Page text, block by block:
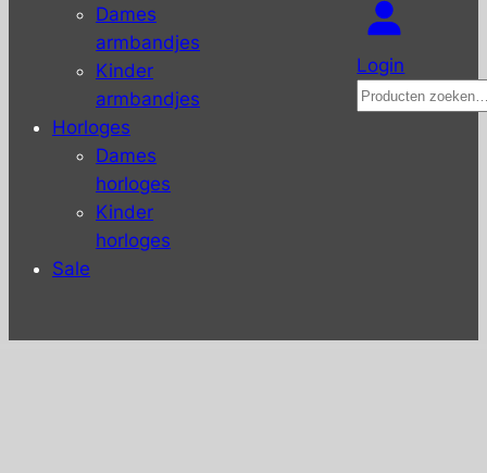
Dames
armbandjes
Kinder
armbandjes
Horloges
Dames
horloges
Kinder
horloges
Sale
Login
Zoeken